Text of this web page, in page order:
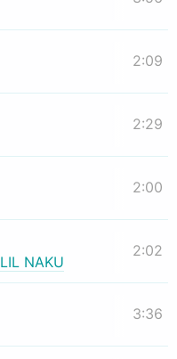
2:09
2:29
2:00
LIL NAKU
2:02
3:36